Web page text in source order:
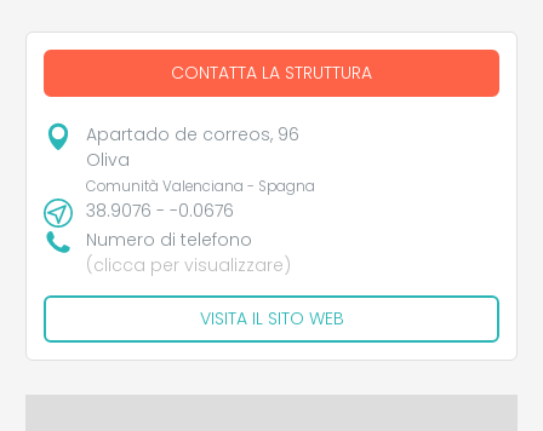
CONTATTA LA STRUTTURA
Apartado de correos, 96
Oliva
Comunità Valenciana - Spagna
38.9076 - -0.0676
Numero di telefono
(clicca per visualizzare)
VISITA IL SITO WEB